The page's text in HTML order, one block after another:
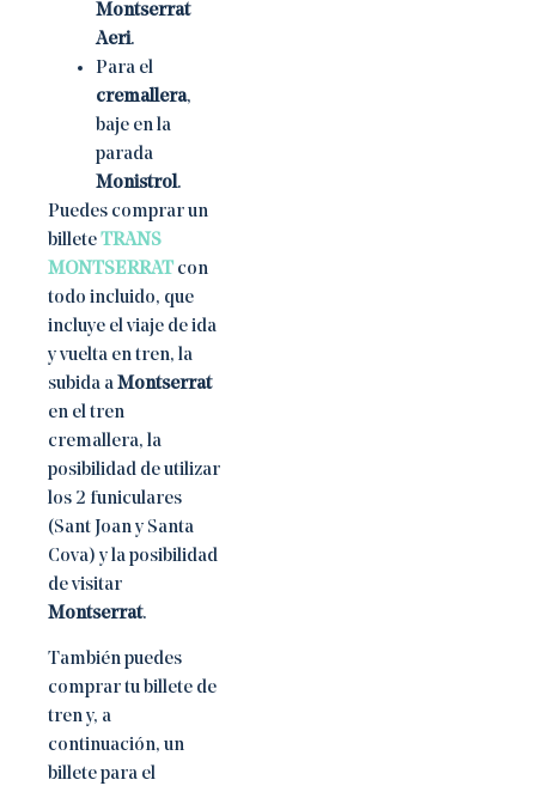
Montserrat
Aeri.
Para el
cremallera,
baje en la
parada
Monistrol.
Puedes comprar un
billeteTRANS
MONTSERRAT con
todo incluido, que
incluye el viaje de ida
y vuelta en tren, la
subida aMontserrat
en el tren
cremallera, la
posibilidad de utilizar
los 2 funiculares
(Sant Joan y Santa
Cova) y la posibilidad
de visitar
Montserrat.
También puedes
comprar tu billete de
tren y, a
continuación, un
billete para el